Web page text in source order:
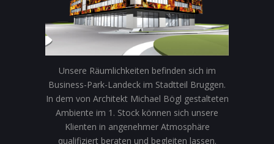
Unsere Räumlichkeiten befinden sich im
Business-Park-Landeck im Stadtteil Bruggen.
In dem von Architekt Michael Bögl gestalteten
Ambiente im 1. Stock können sich unsere
Klienten in angenehmer Atmosphäre
qualifiziert beraten und begleiten lassen.